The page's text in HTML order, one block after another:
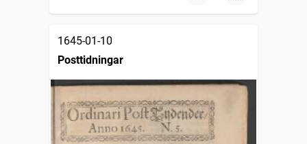
1645-01-10
Posttidningar